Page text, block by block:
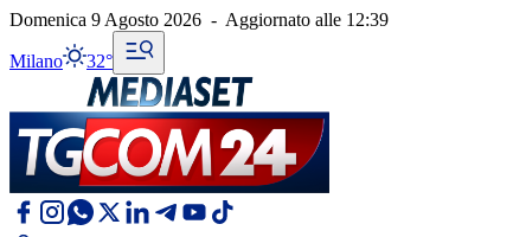
Domenica 9 Agosto 2026 - Aggiornato alle 12:39
Milano 32°